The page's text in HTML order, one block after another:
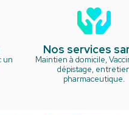
un
Nos services
Maintien à domicile,
dépistage,
pharmaceutique.